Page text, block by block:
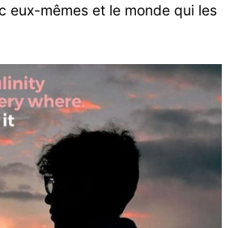
eux-mêmes et le monde qui les